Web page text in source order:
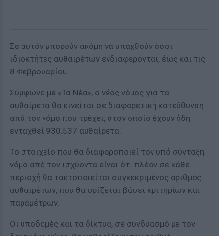
Σε αυτόν μπορούν ακόμη να υπαχθούν όσοι
ιδιοκτήτες αυθαιρέτων ενδιαφέρονται, έως και τις
8 Φεβρουαρίου.
Σύμφωνα με «Τα Νέα», ο νέος νόμος για τα
αυθαίρετα θα κινείται σε διαφορετική κατεύθυνση
από τον νόμο που τρέχει, στον οποίο έχουν ήδη
ενταχθεί 930.537 αυθαίρετα.
Το στοιχείο που θα διαφοροποιεί τον υπό σύνταξη
νόμο από τον ισχύοντα είναι ότι πλέον σε κάθε
περιοχή θα τακτοποιείται συγκεκριμένος αριθμός
αυθαιρέτων, που θα ορίζεται βάσει κριτηρίων και
παραμέτρων.
Οι υποδομές και τα δίκτυα, σε συνδυασμό με τον